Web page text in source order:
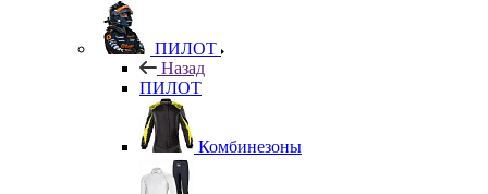
ПИЛОТ
Назад
ПИЛОТ
Комбинезоны